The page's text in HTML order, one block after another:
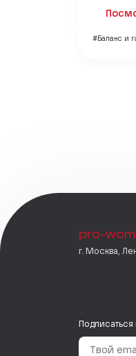
#Баланс и
pro-
г. Москва,